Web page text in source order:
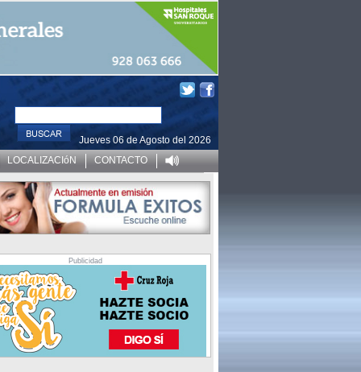
Jueves 06 de Agosto del 2026
LOCALIZACIóN CONTACTO
Publicidad